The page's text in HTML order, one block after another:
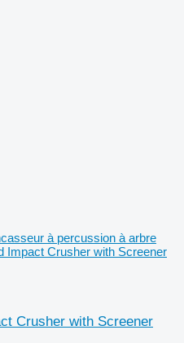
à percussion à arbre
Impact Crusher with Screener
Crusher with Screener